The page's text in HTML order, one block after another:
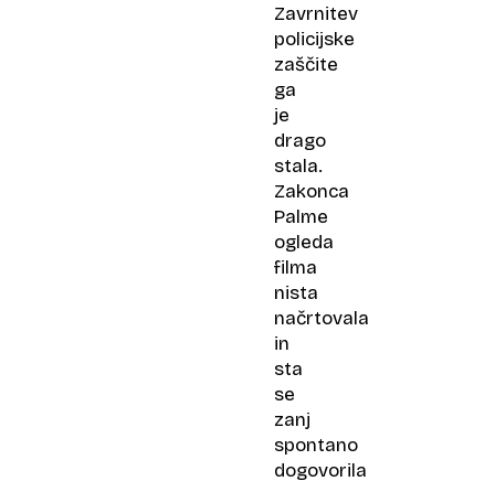
Zavrnitev
policijske
zaščite
ga
je
drago
stala.
Zakonca
Palme
ogleda
filma
nista
načrtovala
in
sta
se
zanj
spontano
dogovorila